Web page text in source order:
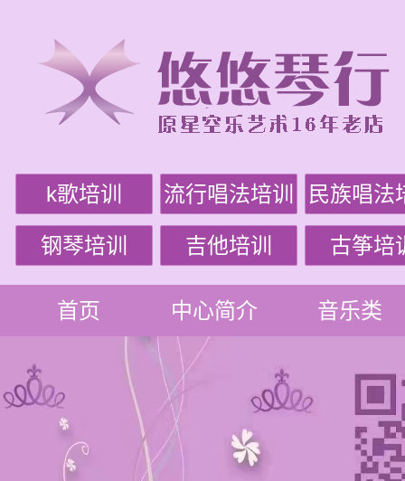
k歌培训 流行唱法培训 民族唱法
钢琴培训 吉他培训 古筝培
首页 中心简介 音乐类